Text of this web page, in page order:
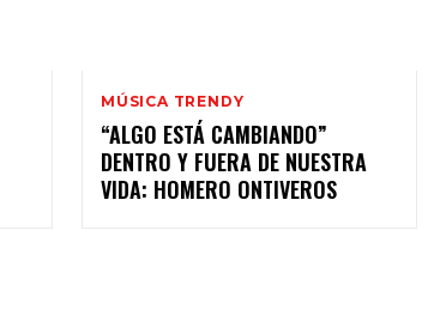
MÚSICA TRENDY
“ALGO ESTÁ CAMBIANDO”
DENTRO Y FUERA DE NUESTRA
VIDA: HOMERO ONTIVEROS